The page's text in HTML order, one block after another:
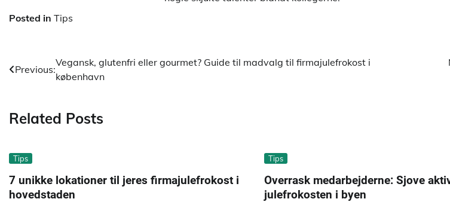
Posted in Tips
Indlægsnavigation
Previous:
Vegansk, glutenfri eller gourmet? Guide til madvalg til firmajulefrokost i
københavn
Related Posts
Tips
7 unikke lokationer til jeres firmajulefrokost i
hovedstaden
Tips
Overrask medarbejderne: Sjove
julefrokosten i byen